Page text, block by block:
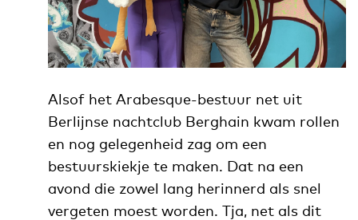
Alsof het Arabesque-bestuur net uit
Berlijnse nachtclub Berghain kwam rollen
en nog gelegenheid zag om een
bestuurskiekje te maken. Dat na een
avond die zowel lang herinnerd als snel
vergeten moest worden. Tja, net als dit